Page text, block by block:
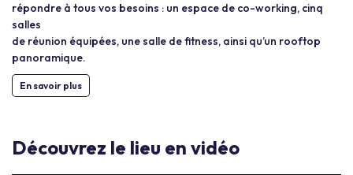
répondre à tous vos besoins : un espace de co-working, cinq
salles
de réunion équipées, une salle de fitness, ainsi qu’un rooftop
panoramique.
En savoir plus
Découvrez le lieu en vidéo